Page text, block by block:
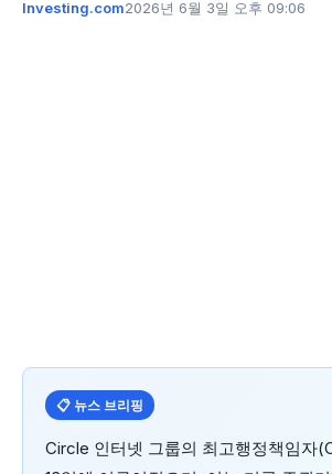
Investing.com2026년 6월 3일 오후 09:06
📋 뉴스 브리핑
Circle 인터넷 그룹의 최고행정책임자